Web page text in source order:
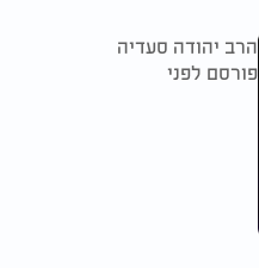
הרב יהודה סעדיה
פורסם לפני